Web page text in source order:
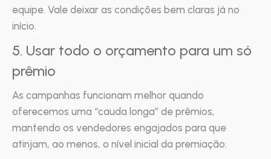
equipe. Vale deixar as condições bem claras já no
início.
5. Usar todo o orçamento para um só
prêmio
As campanhas funcionam melhor quando
oferecemos uma “cauda longa” de prêmios,
mantendo os vendedores engajados para que
atinjam, ao menos, o nível inicial da premiação.